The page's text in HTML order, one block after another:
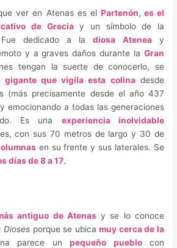
ver en Atenas es el Partenón, es el
de Greciay un símbolo de la
Fue dedicado a ladiosa Ateneay
y a graves daños durante la Gran
tengan la suerte de conocerlo, se
gigante que vigila esta colinadesde
(más precisamente desde el año 437
emocionando a todas las generaciones
Es una experiencia inolvidable
con sus 70 metros de largo y 30 de
en su frente y sus laterales. Se
días de 8 a 17.
antiguo de Atenasy se lo conoce
Diosesporque se ubicamuy cerca de la
parece unpequeño pueblocon